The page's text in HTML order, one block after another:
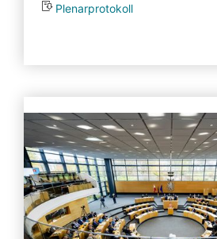
Plenarprotokoll